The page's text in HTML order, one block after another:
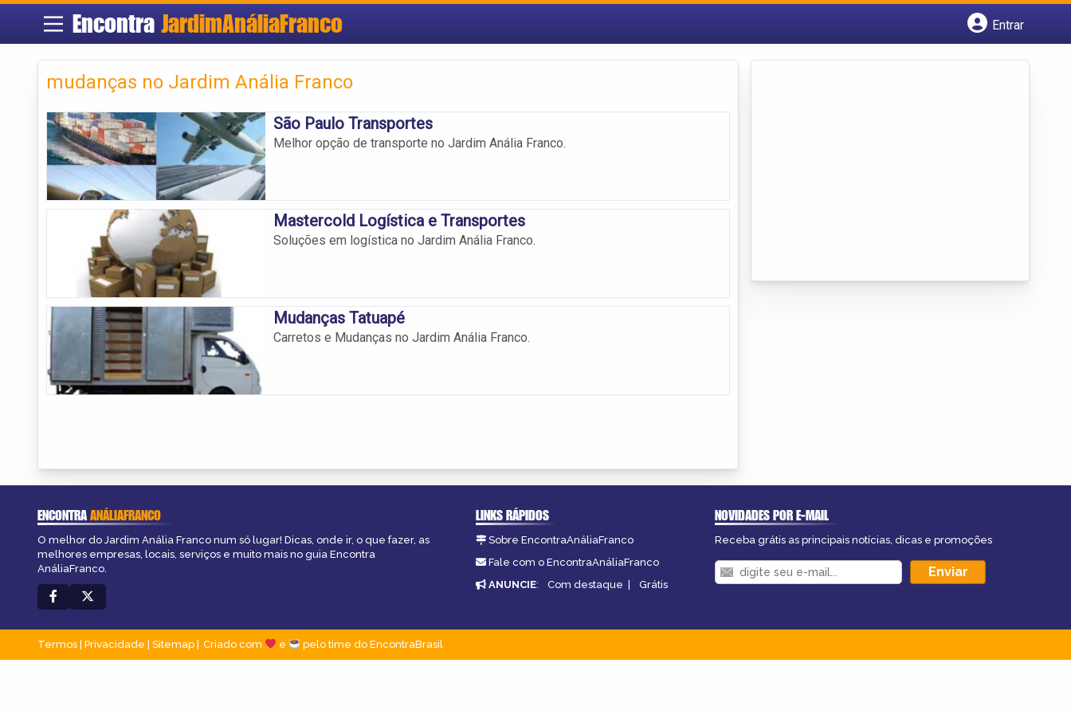
Encontra JardimAnáliaFranco
Entrar
mudanças no Jardim Anália Franco
São Paulo Transportes
Melhor opção de transporte no Jardim Anália Franco.
Mastercold Logística e Transportes
Soluções em logística no Jardim Anália Franco.
Mudanças Tatuapé
Carretos e Mudanças no Jardim Anália Franco.
ENCONTRAANÁLIAFRANCO
O melhor do Jardim Anália Franco num só lugar! Dicas, onde ir, o que fazer, as
melhores empresas, locais, serviços e muito mais no guia Encontra
AnáliaFranco.
LINKS RÁPIDOS
Sobre EncontraAnáliaFranco
Fale com o EncontraAnáliaFranco
ANUNCIE: Com destaque | Grátis
NOVIDADES POR E-MAIL
Receba grátis as principais notícias, dicas e promoções
Termos | Privacidade | Sitemap Criado com e pelo time do EncontraBrasil